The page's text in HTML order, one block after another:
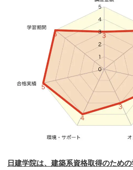
日建学院は、建築系資格取得のため